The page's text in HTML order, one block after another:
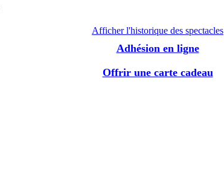
Afficher l'historique des spectacles
Adhésion en ligne
Offrir une carte cadeau